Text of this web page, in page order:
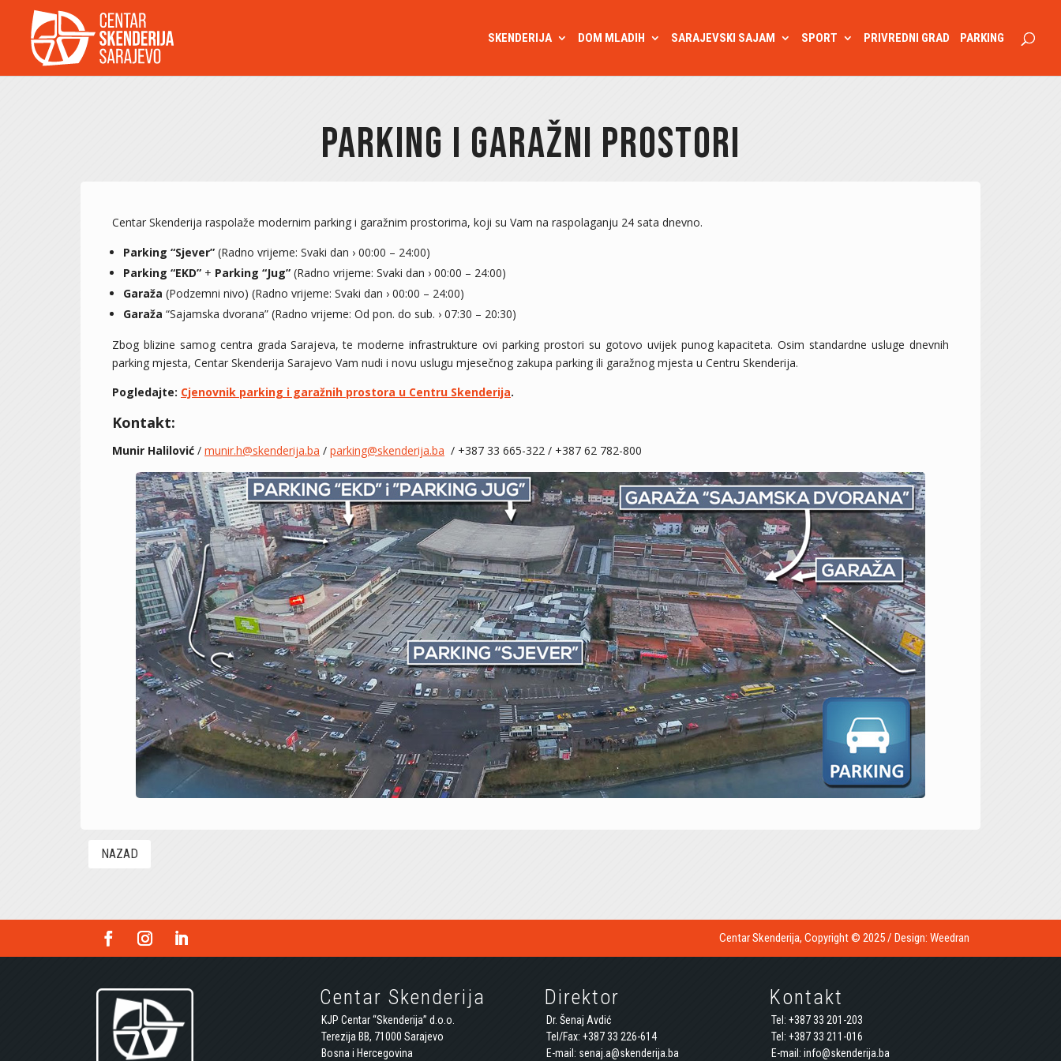
SKENDERIJA DOM MLADIH SARAJEVSKI SAJAM SPORT PRIVREDNI GRAD PARKING
Parking i garažni prostori
Centar Skenderija raspolaže modernim parking i garažnim prostorima, koji su Vam na raspolaganju 24 sata dnevno.
Parking “Sjever” (Radno vrijeme: Svaki dan › 00:00 – 24:00)
Parking “EKD” + Parking “Jug” (Radno vrijeme: Svaki dan › 00:00 – 24:00)
Garaža (Podzemni nivo) (Radno vrijeme: Svaki dan › 00:00 – 24:00)
Garaža “Sajamska dvorana” (Radno vrijeme: Od pon. do sub. › 07:30 – 20:30)
Zbog blizine samog centra grada Sarajeva, te moderne infrastrukture ovi parking prostori su gotovo uvijek punog kapaciteta. Osim standardne usluge dnevnih
parking mjesta, Centar Skenderija Sarajevo Vam nudi i novu uslugu mjesečnog zakupa parking ili garažnog mjesta u Centru Skenderija.
Pogledajte: Cjenovnik parking i garažnih prostora u Centru Skenderija.
Kontakt:
Munir Halilović / munir.h@skenderija.ba / parking@skenderija.ba / +387 33 665-322 / +387 62 782-800
NAZAD
Centar Skenderija, Copyright © 2025 / Design: Weedran
Centar Skenderija
KJP Centar “Skenderija” d.o.o.
Terezija BB, 71000 Sarajevo
Bosna i Hercegovina
Direktor
Dr. Šenaj Avdić
Tel/Fax: +387 33 226-614
E-mail: senaj.a@skenderija.ba
Kontakt
Tel: +387 33 201-203
Tel: +387 33 211-016
E-mail: info@skenderija.ba